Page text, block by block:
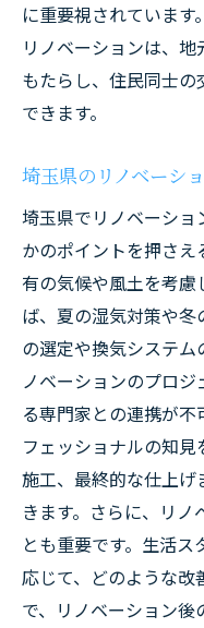
に重要視されていま
リノベーションは、
もたらし、住民同士
できます。
埼玉県のリノベーシ
埼玉県でリノベーシ
かのポイントを押さ
有の気候や風土を考
ば、夏の湿気対策や
の選定や換気システム
ノベーションのプロ
る専門家との連携が
フェッショナルの知
施工、最終的な仕上げ
きます。さらに、リ
とも重要です。生活
応じて、どのような改
で、リノベーション